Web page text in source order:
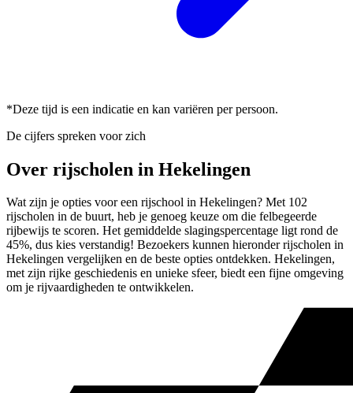
*Deze tijd is een indicatie en kan variëren per persoon.
De cijfers spreken voor zich
Over rijscholen in Hekelingen
Wat zijn je opties voor een rijschool in Hekelingen? Met 102
rijscholen in de buurt, heb je genoeg keuze om die felbegeerde
rijbewijs te scoren. Het gemiddelde slagingspercentage ligt rond de
45%, dus kies verstandig! Bezoekers kunnen hieronder rijscholen in
Hekelingen vergelijken en de beste opties ontdekken. Hekelingen,
met zijn rijke geschiedenis en unieke sfeer, biedt een fijne omgeving
om je rijvaardigheden te ontwikkelen.